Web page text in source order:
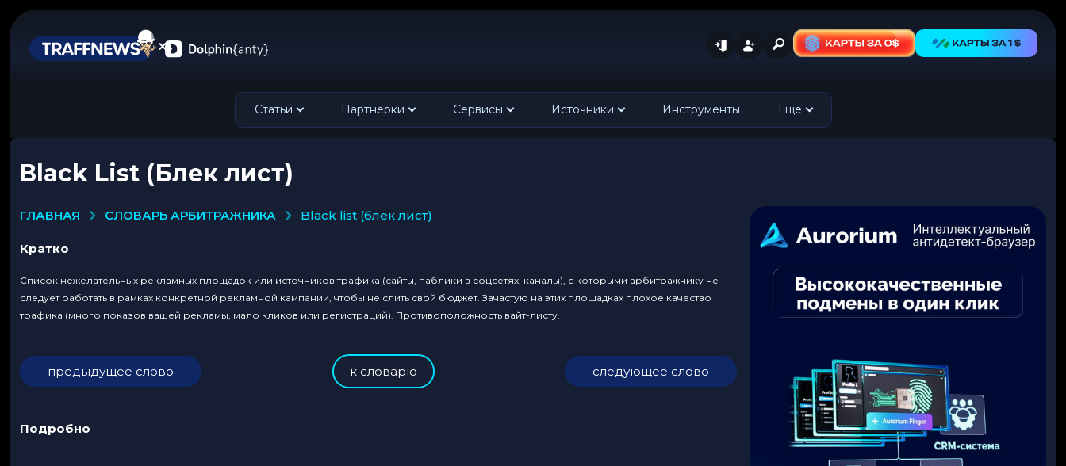
Статьи Партнерки Сервисы Источники Инструменты Еще
Black List (Блек лист)
ГЛАВНАЯ СЛОВАРЬ АРБИТРАЖНИКА black list (блек лист)
Кратко
Список нежелательных рекламных площадок или источников трафика (сайты, паблики в соцсетях, каналы), с которыми арбитражнику не
следует работать в рамках конкретной рекламной кампании, чтобы не слить свой бюджет. Зачастую на этих площадках плохое качество
трафика (много показов вашей рекламы, мало кликов или регистраций). Противоположность вайт-листу.
предыдущее слово к словарю следующее слово
Подробно